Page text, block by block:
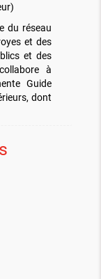
du réseau
et des
et des
à
Guide
dont